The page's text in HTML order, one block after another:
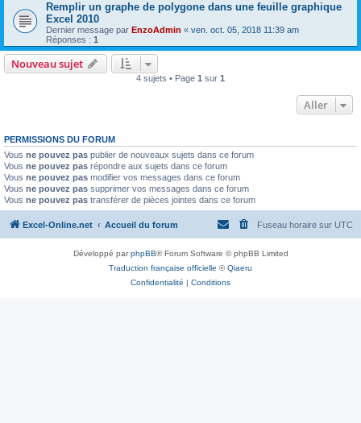
Remplir un graphe de polygone dans une feuille graphique
Excel 2010
Dernier message par EnzoAdmin « ven. oct. 05, 2018 11:39 am
Réponses : 1
Nouveau sujet
4 sujets • Page 1 sur 1
Aller
PERMISSIONS DU FORUM
Vous ne pouvez pas publier de nouveaux sujets dans ce forum
Vous ne pouvez pas répondre aux sujets dans ce forum
Vous ne pouvez pas modifier vos messages dans ce forum
Vous ne pouvez pas supprimer vos messages dans ce forum
Vous ne pouvez pas transférer de pièces jointes dans ce forum
Excel-Online.net Accueil du forum Fuseau horaire sur UTC
Développé parphpBB® Forum Software © phpBB Limited
Traduction française officielle ©Qiaeru
Confidentialité | Conditions